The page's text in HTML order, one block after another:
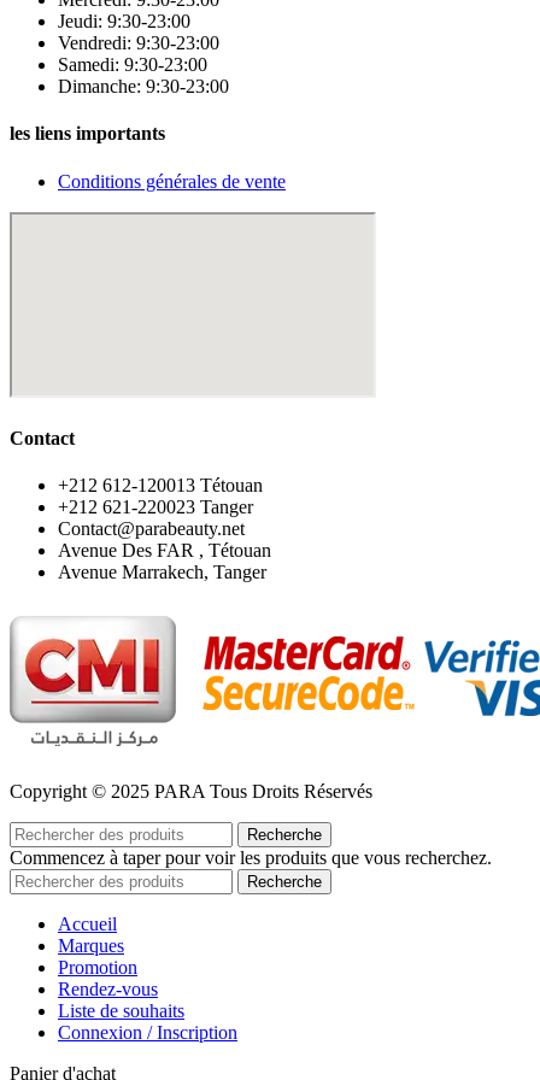
Jeudi: 9:30-23:00
Vendredi: 9:30-23:00
Samedi: 9:30-23:00
Dimanche: 9:30-23:00
les liens importants
Conditions générales de vente
Contact
‪+212 612-120013 Tétouan
‪+212 621-220023 Tanger
Contact@parabeauty.net
Avenue Des FAR , Tétouan
Avenue Marrakech, Tanger
Copyright © 2025 PARA Tous Droits Réservés
Recherche
Commencez à taper pour voir les produits que vous recherchez.
Recherche
Accueil
Marques
Promotion
Rendez-vous
Liste de souhaits
Connexion / Inscription
Panier d'achat